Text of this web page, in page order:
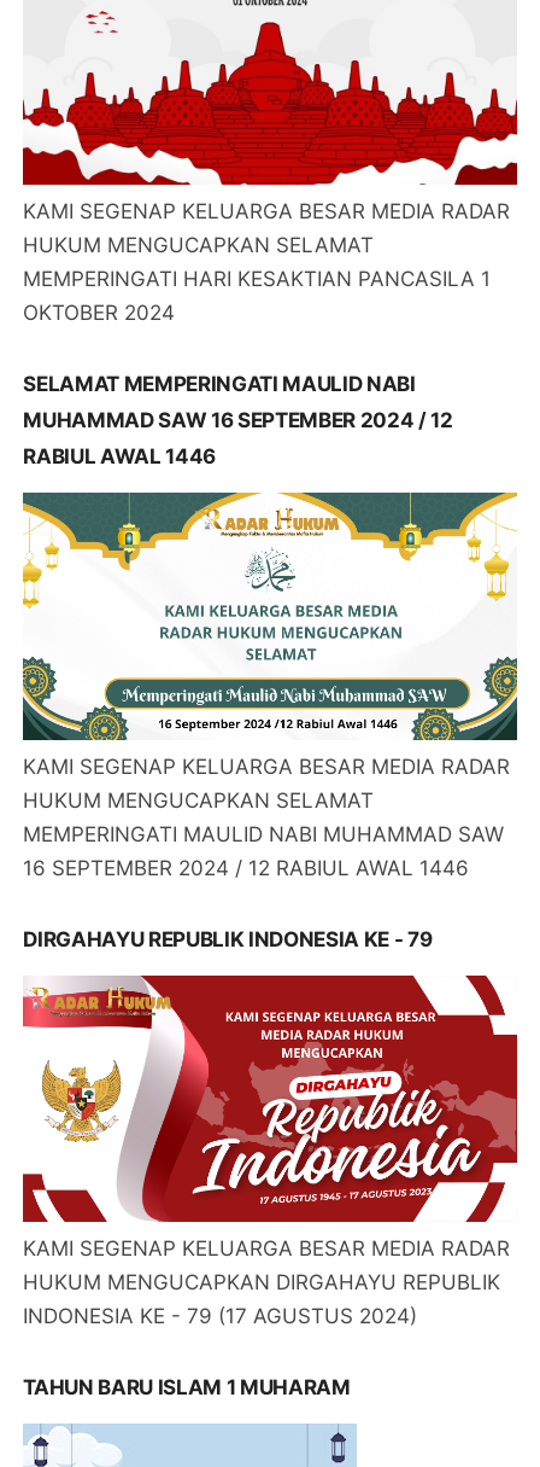
KAMI SEGENAP KELUARGA BESAR MEDIA RADAR
HUKUM MENGUCAPKAN SELAMAT
MEMPERINGATI HARI KESAKTIAN PANCASILA 1
OKTOBER 2024
SELAMAT MEMPERINGATI MAULID NABI
MUHAMMAD SAW 16 SEPTEMBER 2024 / 12
RABIUL AWAL 1446
KAMI SEGENAP KELUARGA BESAR MEDIA RADAR
HUKUM MENGUCAPKAN SELAMAT
MEMPERINGATI MAULID NABI MUHAMMAD SAW
16 SEPTEMBER 2024 / 12 RABIUL AWAL 1446
DIRGAHAYU REPUBLIK INDONESIA KE - 79
KAMI SEGENAP KELUARGA BESAR MEDIA RADAR
HUKUM MENGUCAPKAN DIRGAHAYU REPUBLIK
INDONESIA KE - 79 (17 AGUSTUS 2024)
TAHUN BARU ISLAM 1 MUHARAM